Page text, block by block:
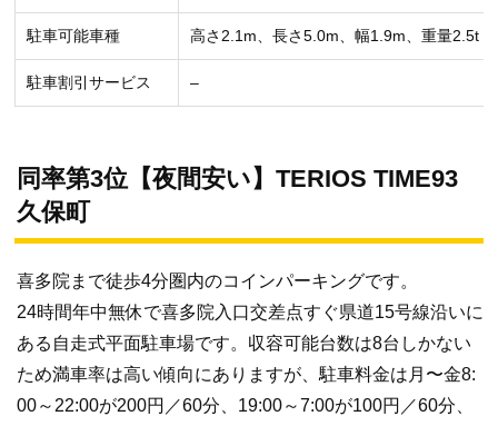
駐車可能車種 高さ2.1m、長さ5.0m、幅1.9m、重量2.5t
駐車割引サービス –
同率第3位【夜間安い】TERIOS TIME93
久保町
喜多院まで徒歩4分圏内のコインパーキングです。
24時間年中無休で喜多院入口交差点すぐ県道15号線沿いに
ある自走式平面駐車場です。収容可能台数は8台しかない
ため満車率は高い傾向にありますが、駐車料金は月〜金8:
00～22:00が200円／60分、19:00～7:00が100円／60分、